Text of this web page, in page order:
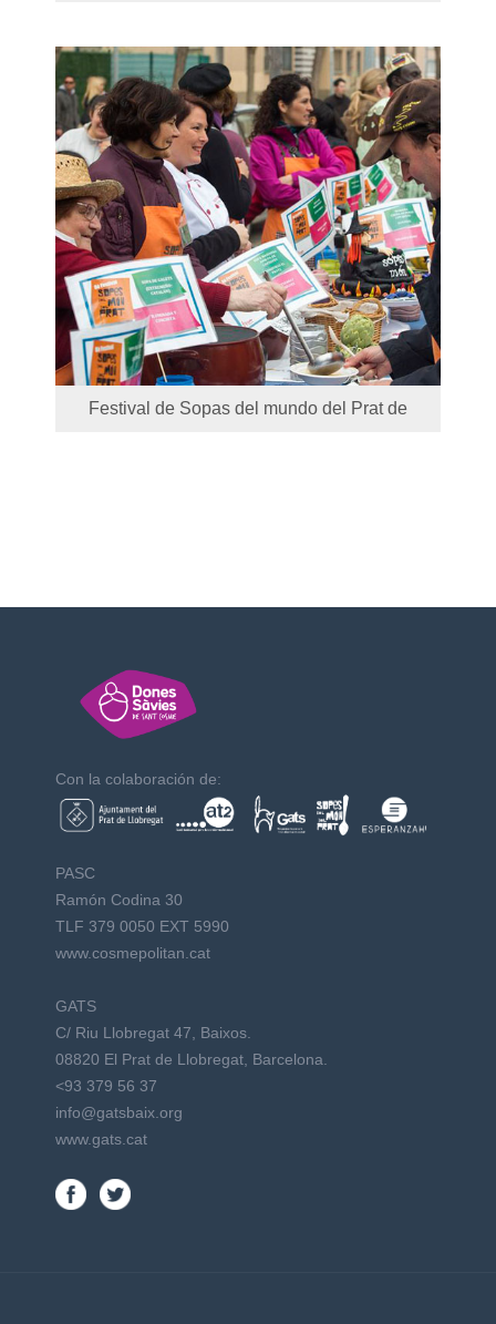
Festival de Sopas del mundo del Prat de
Con la colaboración de:
PASC
Ramón Codina 30
TLF 379 0050 EXT 5990
www.cosmepolitan.cat
GATS
C/ Riu Llobregat 47, Baixos.
08820 El Prat de Llobregat, Barcelona.
<93 379 56 37
info@gatsbaix.org
www.gats.cat